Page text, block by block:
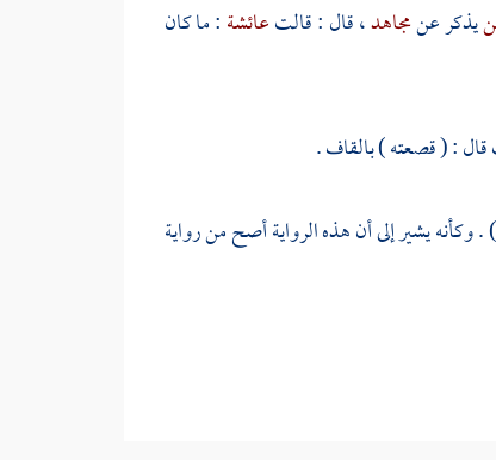
يذكر عنمجاهد، قال : قالتعائشة: ما كان
قال : ( قصعته ) بالقاف .
وكأنه يشير إلى أن هذه الرواية أصح من رواية